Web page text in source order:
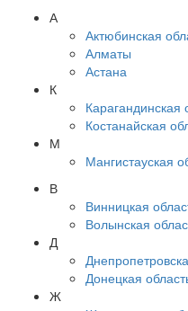
А
Актюбинская
Алматы
Астана
К
Карагандинская
Костанайская
М
Мангистауская
В
Винницкая
Волынская
Д
Донецкая
Ж